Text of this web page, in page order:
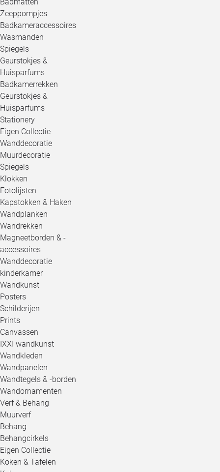
Zeeppompjes
Badkameraccessoires
Wasmanden
Spiegels
Geurstokjes &
Huisparfums
Badkamerrekken
Geurstokjes &
Huisparfums
Stationery
Eigen Collectie
Wanddecoratie
Muurdecoratie
Spiegels
Klokken
Fotolijsten
Kapstokken & Haken
Wandplanken
Wandrekken
Magneetborden & -
accessoires
Wanddecoratie
kinderkamer
Wandkunst
Posters
Schilderijen
Prints
Canvassen
IXXI wandkunst
Wandkleden
Wandpanelen
Wandtegels & -borden
Wandornamenten
Verf & Behang
Muurverf
Behang
Behangcirkels
Eigen Collectie
Koken & Tafelen